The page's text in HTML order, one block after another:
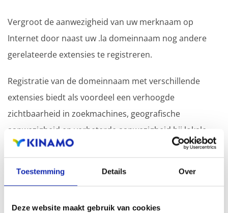
Toestemming Details Over
Deze website maakt gebruik van cookies
Vergroot de aanwezigheid van uw merknaam op
Internet door naast uw .la domeinnaam nog andere
gerelateerde extensies te registreren.
Registratie van de domeinnaam met verschillende
extensies biedt als voordeel een verhoogde
zichtbaarheid in zoekmachines, geografische
aanwezigheid en verbeterde aanwezigheid bij lokale
zoekresultaten in zoekmachines.
Registreer uw domeinnamen